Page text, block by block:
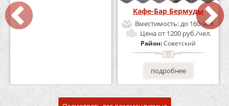
Кафе «Шишка»
Вместимость:
Кафе-Бар Бермуды
Вместимость:до 160 чел.
Ценаот 1200 руб./чел.
Район:Советский
подробнее